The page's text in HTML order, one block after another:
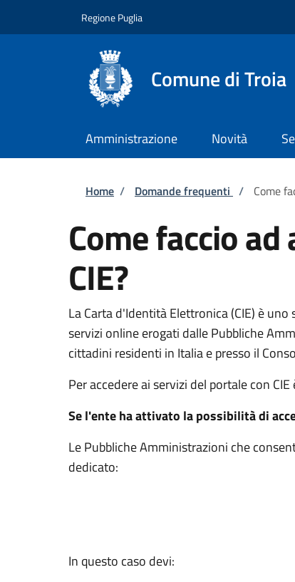
Regione Puglia
Comune di Troia
Amministrazione Novità
Briciole di pane
Home / Domande frequenti / Come
Come faccio
CIE?
La Carta d'Identità Elettronica (CIE) è
servizi online erogati dalle Pubbliche
cittadini residenti in Italia e presso il
Per accedere ai servizi del portale con
Se l'ente ha attivato la possibilità di
Le Pubbliche Amministrazioni che
dedicato:
In questo caso devi: